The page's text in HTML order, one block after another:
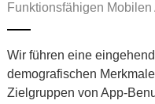
Funktionsfähigen Mobilen
Wir führen eine
demografischen
Zielgruppen von App-